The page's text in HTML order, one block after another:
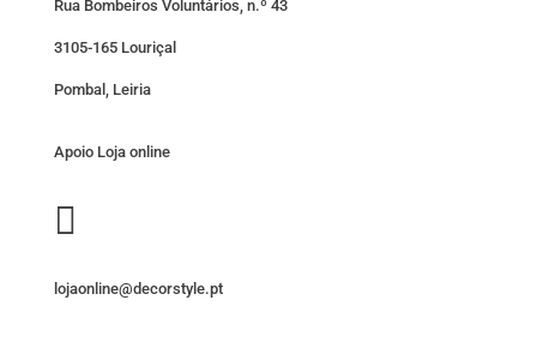
Rua Bombeiros Voluntários, n.º 43
3105-165 Louriçal
Pombal, Leiria
Apoio Loja online

lojaonline@decorstyle.pt